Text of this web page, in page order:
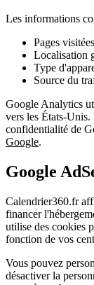
Les informations
Pages
Localisation
Type
Source du
Google Analytics
vers les États-
confidentialité de
Google.
Google
Calendrier360.fr
financer
utilise des cookies
fonction de vos
Vous pouvez
désactiver la